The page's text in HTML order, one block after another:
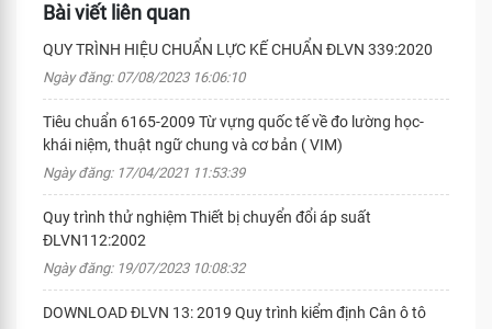
Bài viết liên quan
QUY TRÌNH HIỆU CHUẨN LỰC KẾ CHUẨN ĐLVN 339:2020
Ngày đăng: 07/08/2023 16:06:10
Tiêu chuẩn 6165-2009 Từ vựng quốc tế về đo lường học-
khái niệm, thuật ngữ chung và cơ bản ( VIM)
Ngày đăng: 17/04/2021 11:53:39
Quy trình thử nghiệm Thiết bị chuyển đổi áp suất
ĐLVN112:2002
Ngày đăng: 19/07/2023 10:08:32
DOWNLOAD ĐLVN 13: 2019 Quy trình kiểm định Cân ô tô